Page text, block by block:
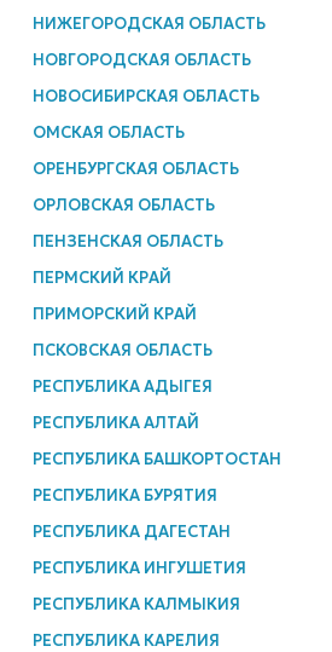
НИЖЕГОРОДСКАЯ ОБЛАСТЬ
НОВГОРОДСКАЯ ОБЛАСТЬ
НОВОСИБИРСКАЯ ОБЛАСТЬ
ОМСКАЯ ОБЛАСТЬ
ОРЕНБУРГСКАЯ ОБЛАСТЬ
ОРЛОВСКАЯ ОБЛАСТЬ
ПЕНЗЕНСКАЯ ОБЛАСТЬ
ПЕРМСКИЙ КРАЙ
ПРИМОРСКИЙ КРАЙ
ПСКОВСКАЯ ОБЛАСТЬ
РЕСПУБЛИКА АДЫГЕЯ
РЕСПУБЛИКА АЛТАЙ
РЕСПУБЛИКА БАШКОРТОСТАН
РЕСПУБЛИКА БУРЯТИЯ
РЕСПУБЛИКА ДАГЕСТАН
РЕСПУБЛИКА ИНГУШЕТИЯ
РЕСПУБЛИКА КАЛМЫКИЯ
РЕСПУБЛИКА КАРЕЛИЯ